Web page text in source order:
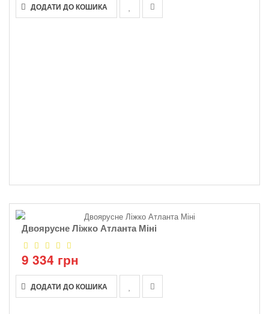
ДОДАТИ ДО КОШИКА
Двоярусне Ліжко Атланта Міні
9 334 грн
ДОДАТИ ДО КОШИКА